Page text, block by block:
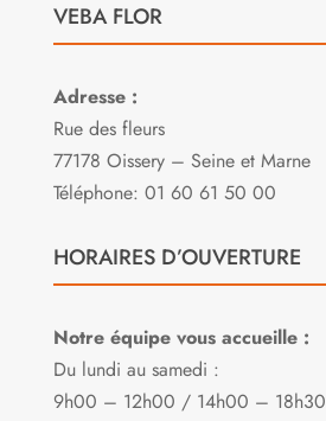
VEBA FLOR
Adresse :
Rue des fleurs
77178 Oissery – Seine et Marne
Téléphone: 01 60 61 50 00
HORAIRES D’OUVERTURE
Notre équipe vous accueille :
Du lundi au samedi :
9h00 – 12h00 / 14h00 – 18h30